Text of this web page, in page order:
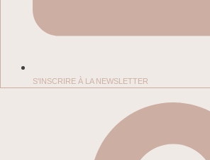
S'INSCRIRE À LA NEWSLETTER